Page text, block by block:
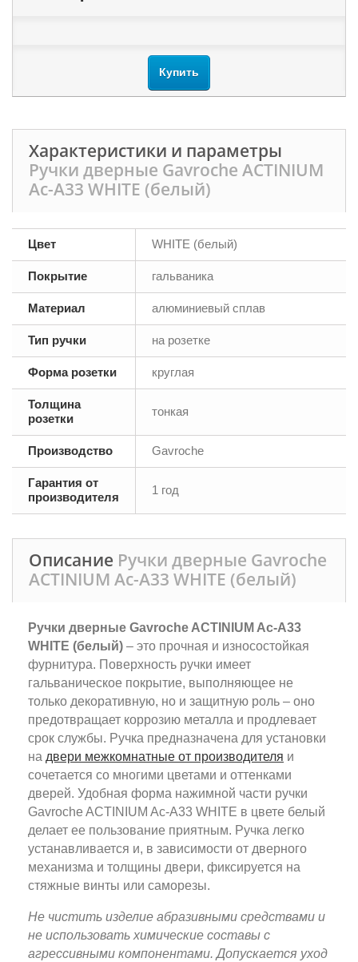
Купить
Характеристики и параметры
Ручки дверные Gavroche ACTINIUM
Ac-A33 WHITE (белый)
Цвет WHITE (белый)
Покрытие гальваника
Материал алюминиевый сплав
Тип ручки на розетке
Форма розетки круглая
Толщина
розетки
тонкая
Производство Gavroche
Гарантия от
производителя
1 год
Описание Ручки дверные Gavroche
ACTINIUM Ac-A33 WHITE (белый)
Ручки дверные Gavroche ACTINIUM Ac-A33
WHITE (белый) – это прочная и износостойкая
фурнитура. Поверхность ручки имеет
гальваническое покрытие, выполняющее не
только декоративную, но и защитную роль – оно
предотвращает коррозию металла и продлевает
срок службы. Ручка предназначена для установки
на двери межкомнатные от производителя и
сочетается со многими цветами и оттенками
дверей. Удобная форма нажимной части ручки
Gavroche ACTINIUM Ac-A33 WHITE в цвете белый
делает ее пользование приятным. Ручка легко
устанавливается и, в зависимости от дверного
механизма и толщины двери, фиксируется на
стяжные винты или саморезы.
Не чистить изделие абразивными средствами и
не использовать химические составы с
агрессивными компонентами. Допускается уход